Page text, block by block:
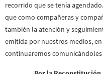
recorrido que se tenía
que como compañeras y
también la atención y
emitida por nuestros medios,
continuaremos